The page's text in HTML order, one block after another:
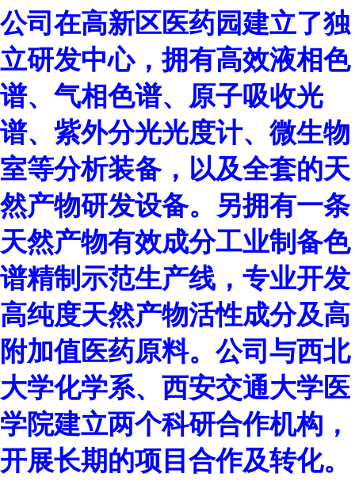
公司在高新区医药园建立了独
立研发中心，拥有高效液相色
谱、气相色谱、原子吸收光
谱、紫外分光光度计、微生物
室等分析装备，以及全套的天
然产物研发设备。另拥有一条
天然产物有效成分工业制备色
谱精制示范生产线，专业开发
高纯度天然产物活性成分及高
附加值医药原料。公司与西北
大学化学系、西安交通大学医
学院建立两个科研合作机构，
开展长期的项目合作及转化。